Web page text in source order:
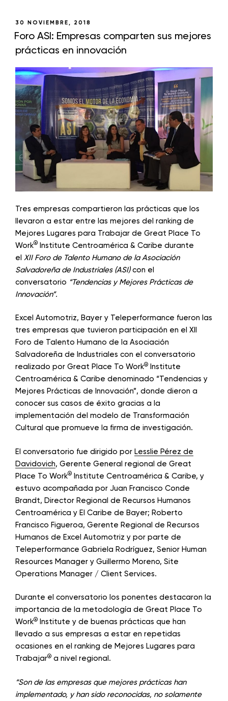
30 NOVIEMBRE, 2018
Foro ASI: Empresas comparten sus mejores
prácticas en innovación
Tres empresas compartieron las prácticas que los
llevaron a estar entre las mejores del ranking de
Mejores Lugares para Trabajar de Great Place To
Work® Institute Centroamérica & Caribe durante
el XII Foro de Talento Humano de la Asociación
Salvadoreña de Industriales (ASI)con el
conversatorio “Tendencias y Mejores Prácticas de
Innovación”.
Excel Automotriz, Bayer y Teleperformance fueron las
tres empresas que tuvieron participación en el XII
Foro de Talento Humano de la Asociación
Salvadoreña de Industriales con el conversatorio
realizado por Great Place To Work® Institute
Centroamérica & Caribe denominado “Tendencias y
Mejores Prácticas de Innovación”, donde dieron a
conocer sus casos de éxito gracias a la
implementación del modelo de Transformación
Cultural que promueve la firma de investigación.
El conversatorio fue dirigido por Lesslie Pérez de
Davidovich, Gerente General regional de Great
Place To Work® Institute Centroamérica & Caribe, y
estuvo acompañada por Juan Francisco Conde
Brandt, Director Regional de Recursos Humanos
Centroamérica y El Caribe de Bayer; Roberto
Francisco Figueroa, Gerente Regional de Recursos
Humanos de Excel Automotriz y por parte de
Teleperformance Gabriela Rodríguez, Senior Human
Resources Manager y Guillermo Moreno, Site
Operations Manager / Client Services.
Durante el conversatorio los ponentes destacaron la
importancia de la metodología de Great Place To
Work® Institute y de buenas prácticas que han
llevado a sus empresas a estar en repetidas
ocasiones en el ranking de Mejores Lugares para
Trabajar® a nivel regional.
“Son de las empresas que mejores prácticas han
implementado, y han sido reconocidas, no solamente